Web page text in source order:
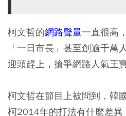
柯文哲的網路聲量一直很高
「一日市長」甚至創逾千萬
迎頭趕上，搶爭網路人氣王寶
柯文哲在節目上被問到，韓
柯2014年的打法有什麼差異